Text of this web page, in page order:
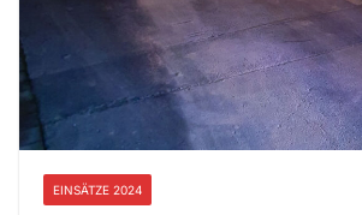
EINSÄTZE 2024